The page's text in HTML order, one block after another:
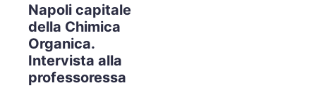
Napoli capitale
della Chimica
Organica.
Intervista alla
professoressa